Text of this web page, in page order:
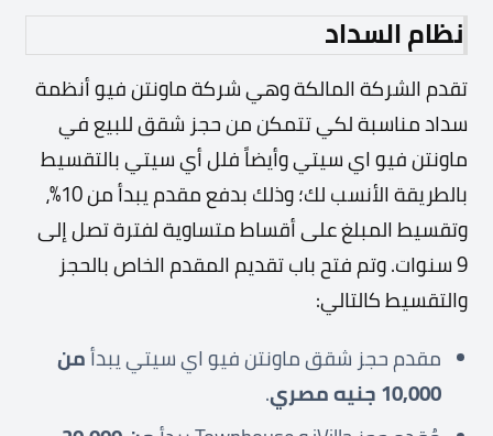
نظام السداد
تقدم الشركة المالكة وهي شركة ماونتن فيو أنظمة
سداد مناسبة لكي تتمكن من حجز شقق للبيع في
ماونتن فيو اي سيتي وأيضاً فلل أي سيتي بالتقسيط
بالطريقة الأنسب لك؛ وذلك بدفع مقدم يبدأ من 10%،
وتقسيط المبلغ على أقساط متساوية لفترة تصل إلى
9 سنوات. وتم فتح باب تقديم المقدم الخاص بالحجز
والتقسيط كالتالي:
مقدم حجز شقق ماونتن فيو اي سيتي يبدأمن
10,000 جنيه مصري
.